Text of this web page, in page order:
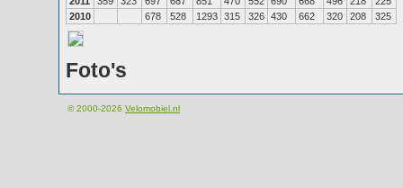
2010
678 528 1293 315 326 430 662 320 208 325
Foto's
© 2000-2026 Velomobiel.nl